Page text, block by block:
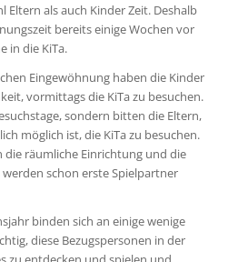
als auch Kinder Zeit. Deshalb
bereits einige Wochen vor
in die KiTa.
Eingewöhnung haben die Kinder
vormittags die KiTa zu besuchen.
sondern bitten die Eltern,
möglich ist, die KiTa zu besuchen.
die räumliche Einrichtung und die
schon erste Spielpartner
binden sich an einige wenige
diese Bezugspersonen in der